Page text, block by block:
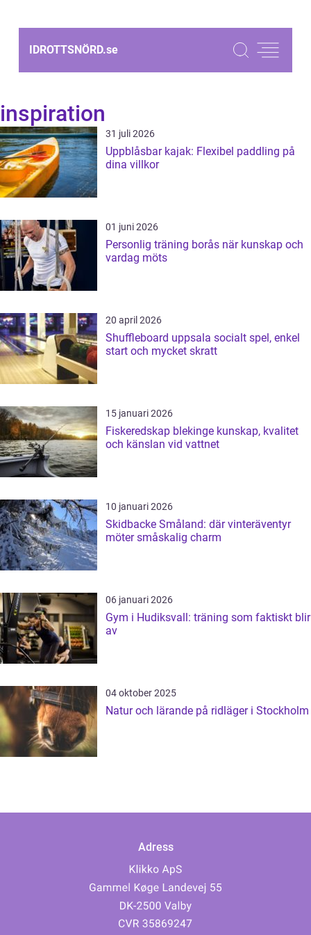
IDROTTSNÖRD.se
inspiration
31 juli 2026
Uppblåsbar kajak: Flexibel paddling på
dina villkor
01 juni 2026
Personlig träning borås när kunskap och
vardag möts
20 april 2026
Shuffleboard uppsala socialt spel, enkel
start och mycket skratt
15 januari 2026
Fiskeredskap blekinge kunskap, kvalitet
och känslan vid vattnet
10 januari 2026
Skidbacke Småland: där vinteräventyr
möter småskalig charm
06 januari 2026
Gym i Hudiksvall: träning som faktiskt blir
av
04 oktober 2025
Natur och lärande på ridläger i Stockholm
Adress